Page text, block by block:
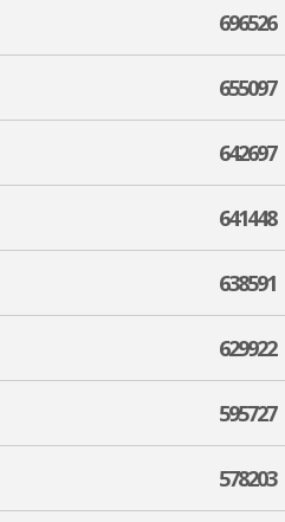
696526
655097
642697
641448
638591
629922
595727
578203